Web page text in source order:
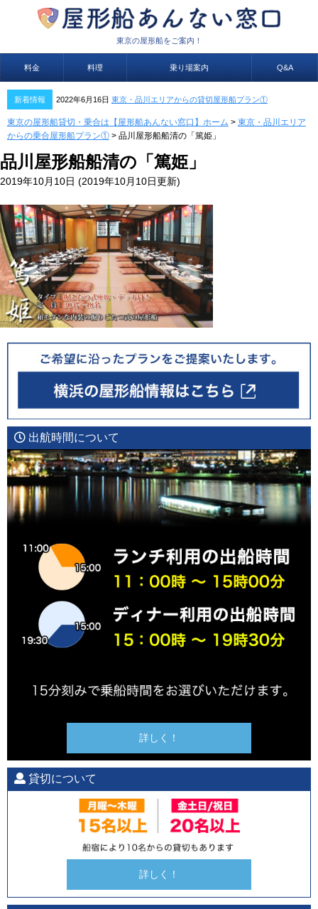
東京の屋形船をご案内！
料金 料理 乗り場案内 Q&A
新着情報 2022年6月16日 東京・品川エリアからの貸切屋形船プラン①
東京の屋形船貸切・乗合は【屋形船あんない窓口】ホーム > 東京・品川エリア
からの乗合屋形船プラン① > 品川屋形船船清の「篤姫」
品川屋形船船清の「篤姫」
2019年10月10日 (2019年10月10日更新)
出航時間について
詳しく！
貸切について
詳しく！